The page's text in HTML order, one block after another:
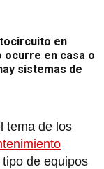
en
ocurre en casa o
sistemas de
tema de los
de equipos